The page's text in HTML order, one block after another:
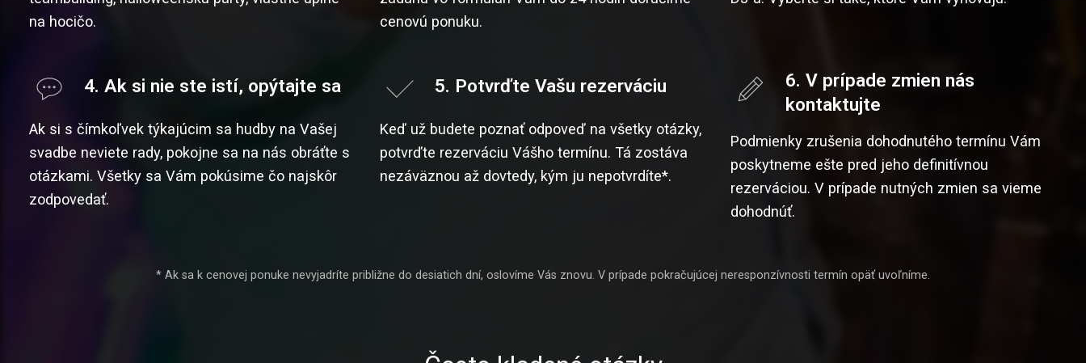
na hocičo.
cenovú ponuku.
4. Ak si nie ste istí, opýtajte sa
Ak si s čímkoľvek týkajúcim sa hudby na Vašej
svadbe neviete rady, pokojne sa na nás obráťte s
otázkami. Všetky sa Vám pokúsime čo najskôr
zodpovedať.
5. Potvrďte Vašu rezerváciu
Keď už budete poznať odpoveď na všetky otázky,
potvrďte rezerváciu Vášho termínu. Tá zostáva
nezáväznou až dovtedy, kým ju nepotvrdíte*.
6. V prípade zmien nás
kontaktujte
Podmienky zrušenia dohodnutého termínu Vám
poskytneme ešte pred jeho definitívnou
rezerváciou. V prípade nutných zmien sa vieme
dohodnúť.
* Ak sa k cenovej ponuke nevyjadríte približne do desiatich dní, oslovíme Vás znovu. V prípade pokračujúcej neresponzívnosti termín opäť uvoľníme.